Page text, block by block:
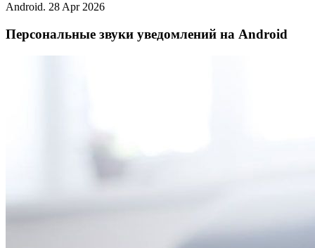
Android. 28 Apr 2026
Персональные звуки уведомлений на Android